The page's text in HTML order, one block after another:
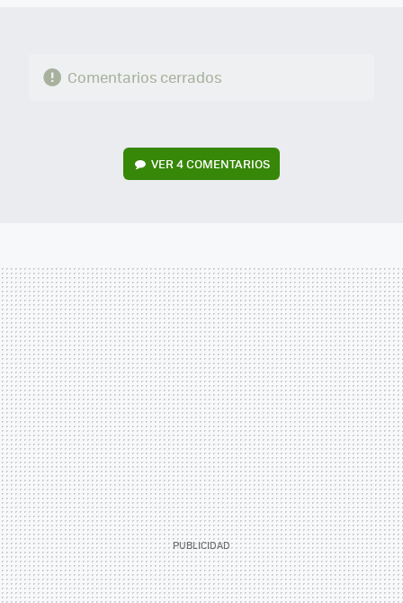
Comentarios cerrados
VER4 COMENTARIOS